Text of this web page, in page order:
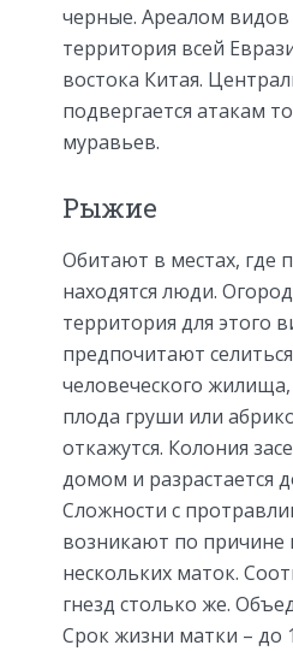
черные. Ареалом видов
территория всей
востока Китая.
подвергается атакам
муравьев.
Рыжие
Обитают в местах, где
находятся люди.
территория для этого
предпочитают
человеческого
плода груши или
откажутся. Колония
домом и разрастается
Сложности с
возникают по причине
нескольких маток.
гнезд столько же.
Срок жизни матки – до